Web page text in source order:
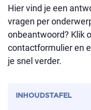
Hier vind je een
vragen per
onbeantwoord? Klik
contactformulier en
je snel verder.
INHOUDSTAFEL